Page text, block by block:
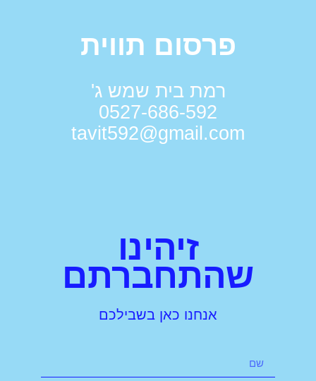
פרסום תווית
רמת בית שמש ג'
0527-686-592
tavit592@gmail.com
זיהינו
שהתחברתם
אנחנו כאן בשבילכם